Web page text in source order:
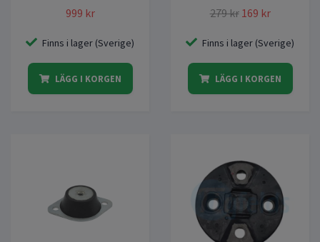
999 kr
Finns i lager (Sverige)
LÄGG I KORGEN
279 kr 169 kr
Finns i lager (Sverige)
LÄGG I KORGEN